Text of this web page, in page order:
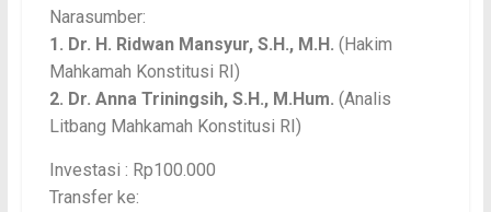
Narasumber:
1. Dr. H. Ridwan Mansyur, S.H., M.H. (Hakim
Mahkamah Konstitusi RI)
2. Dr. Anna Triningsih, S.H., M.Hum. (Analis
Litbang Mahkamah Konstitusi RI)
Investasi : Rp100.000
Transfer ke: